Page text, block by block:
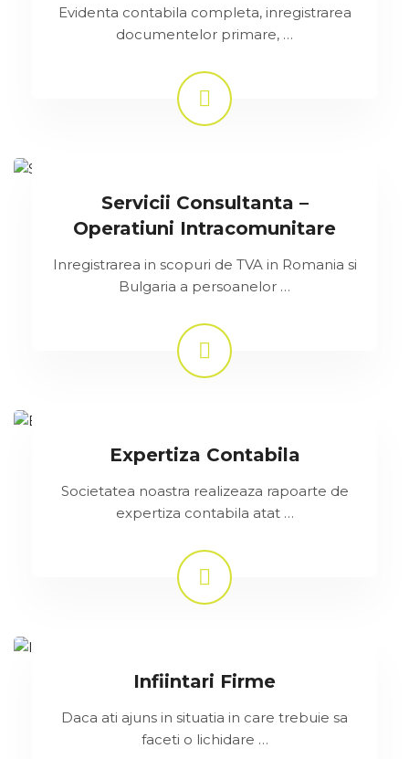
Evidenta contabila completa, inregistrarea
documentelor primare, …
Servicii Consultanta –
Operatiuni Intracomunitare
Inregistrarea in scopuri de TVA in Romania si
Bulgaria a persoanelor …
Expertiza Contabila
Societatea noastra realizeaza rapoarte de
expertiza contabila atat …
Infiintari Firme
Daca ati ajuns in situatia in care trebuie sa
faceti o lichidare …